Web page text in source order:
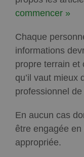
commencer »
Chaque
informations
propre terrain et
qu’il vaut mieux
professionnel
En aucun cas
être engagée en
appropriée.